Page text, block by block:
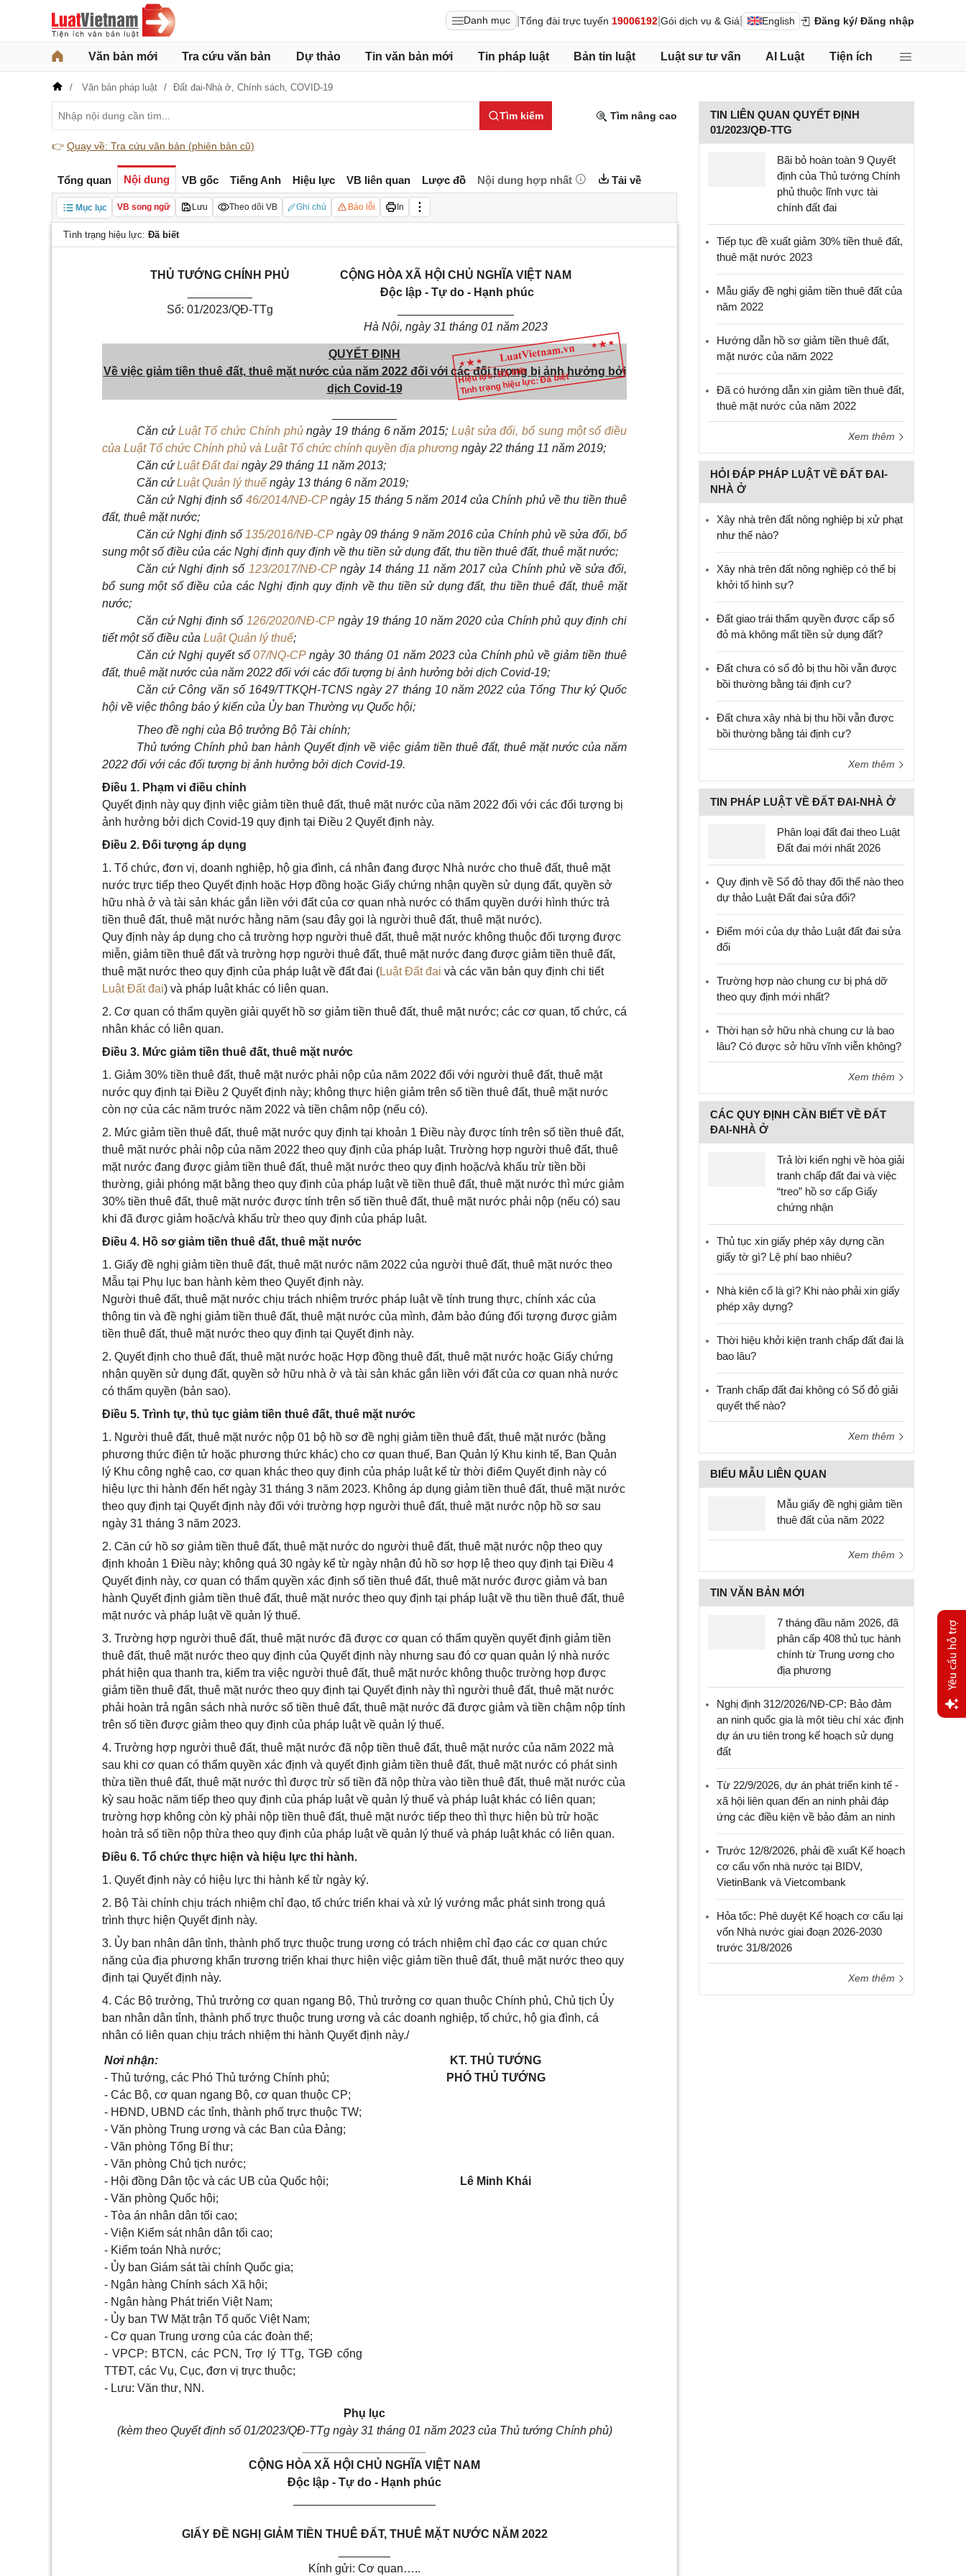
Danh mục Tổng đài trực tuyến 19006192 Gói dịch vụ & Giá English Đăng ký/ Đăng nhập
Văn bản mới Tra cứu văn bản Dự thảo Tin văn bản mới Tin pháp luật Bản tin luật Luật sư tư vấn AI Luật Tiện ích
Văn bản pháp luật Đất đai-Nhà ở, Chính sách, COVID-19
Tìm kiếm Tìm nâng cao
👉 Quay về: Tra cứu văn bản (phiên bản cũ)
Tổng quan Nội dung VB gốc Tiếng Anh Hiệu lực VB liên quan Lược đồ Nội dung hợp nhất Tải về
Mục lục VB song ngữ Lưu Theo dõi VB Ghi chú Báo lỗi In
Tình trạng hiệu lực: Đã biết
Hiệu lực: Đã biết
Tình trạng hiệu lực: Đã biết
THỦ TƯỚNG CHÍNH PHỦ
Số: 01/2023/QĐ-TTg
CỘNG HÒA XÃ HỘI CHỦ NGHĨA VIỆT NAM
Độc lập - Tự do - Hạnh phúc
Hà Nội, ngày 31 tháng 01 năm 2023
QUYẾT ĐỊNH
Về việc giảm tiền thuê đất, thuê mặt nước của năm 2022 đối với các đối tượng bị ảnh hưởng bởi
dịch Covid-19
Căn cứ Luật Tổ chức Chính phủngày 19 tháng 6 năm 2015; Luật sửa đổi, bổ sung một số điều
của Luật Tổ chức Chính phủ và Luật Tổ chức chính quyền địa phương ngày 22 tháng 11 năm 2019;
Căn cứLuật Đất đai ngày 29 tháng 11 năm 2013;
Căn cứLuật Quản lý thuế ngày 13 tháng 6 năm 2019;
Căn cứ Nghị định số 46/2014/NĐ-CPngày 15 tháng 5 năm 2014 của Chính phủ về thu tiền thuê
đất, thuê mặt nước;
Căn cứ Nghị định số 135/2016/NĐ-CP ngày 09 tháng 9 năm 2016 của Chính phủ về sửa đổi, bổ
sung một số điều của các Nghị định quy định về thu tiền sử dụng đất, thu tiền thuê đất, thuê mặt nước;
Căn cứ Nghị định số 123/2017/NĐ-CPngày 14 tháng 11 năm 2017 của Chính phủ về sửa đổi,
bổsung một số điều của các Nghị định quy định về thu tiền sử dụng đất, thu tiền thuê đất, thuê mặt
nước;
Căn cứ Nghị định số 126/2020/NĐ-CPngày 19 tháng 10 năm 2020 của Chính phủ quy định chi
tiết mộtsố điều của Luật Quản lý thuế;
Căn cứ Nghị quyết số 07/NQ-CPngày 30 tháng 01 năm 2023 của Chính phủ về giảm tiền thuê
đất, thuê mặt nước của năm 2022 đối với các đối tượng bị ảnh hưởng bởi dịch Covid-19;
Căn cứ Công văn số 1649/TTKQH-TCNS ngày 27 tháng 10 năm 2022 của Tổng Thư kýQuốc
hội về việc thông báo ý kiến của Ủy ban Thường vụ Quốc hội;
Theo đề nghị của Bộ trưởng Bộ Tài chính;
Thủ tướng Chính phủ ban hành Quyết định về việc giảm tiền thuê đất, thuê mặt nước của năm
2022 đối với các đối tượng bị ảnh hưởng bởi dịch Covid-19.
Điều 1. Phạm vi điều chỉnh
Quyết định này quy định việc giảm tiền thuê đất, thuê mặt nước của năm 2022 đối với các đối tượng bị
ảnh hưởng bởi dịch Covid-19 quy định tại Điều 2 Quyết định này.
Điều 2. Đối tượng áp dụng
1. Tổ chức, đơn vị, doanh nghiệp, hộ gia đình, cá nhân đang được Nhà nước cho thuê đất, thuê mặt
nước trực tiếp theo Quyết định hoặc Hợp đồng hoặc Giấy chứng nhận quyền sử dụng đất, quyền sở
hữu nhà ở và tài sản khác gắn liền với đất của cơ quan nhà nước có thẩm quyền dưới hình thức trả
tiền thuê đất, thuê mặt nước hằng năm (sau đây gọi là người thuê đất, thuê mặt nước).
Quy định này áp dụng cho cả trường hợp người thuê đất, thuê mặt nước không thuộc đối tượng được
miễn, giảm tiền thuê đất và trường hợp người thuê đất, thuê mặt nước đang được giảm tiền thuê đất,
thuê mặt nước theo quy định của pháp luật về đất đai (Luật Đất đai và các văn bản quy định chi tiết
Luật Đất đai) và pháp luật khác có liên quan.
2. Cơ quan có thẩm quyền giải quyết hồ sơ giảm tiền thuê đất, thuê mặt nước; các cơ quan, tổ chức, cá
nhân khác có liên quan.
Điều 3. Mức giảm tiền thuê đất, thuê mặt nước
1. Giảm 30% tiền thuê đất, thuê mặt nước phải nộp của năm 2022 đối với người thuê đất, thuê mặt
nước quy định tại Điều 2 Quyết định này; không thực hiện giảm trên số tiền thuê đất, thuê mặt nước
còn nợ của các năm trước năm 2022 và tiền chậm nộp (nếu có).
2. Mức giảm tiền thuê đất, thuê mặt nước quy định tại khoản 1 Điều này được tính trên số tiền thuê đất,
thuê mặt nước phải nộp của năm 2022 theo quy định của pháp luật. Trường hợp người thuê đất, thuê
mặt nước đang được giảm tiền thuê đất, thuê mặt nước theo quy định hoặc/và khấu trừ tiền bồi
thường, giải phóng mặt bằng theo quy định của pháp luật về tiền thuê đất, thuê mặt nước thì mức giảm
30% tiền thuê đất, thuê mặt nước được tính trên số tiền thuê đất, thuê mặt nước phải nộp (nếu có) sau
khi đã được giảm hoặc/và khấu trừ theo quy định của pháp luật.
Điều 4. Hồ sơ giảm tiền thuê đất, thuê mặt nước
1. Giấy đề nghị giảm tiền thuê đất, thuê mặt nước năm 2022 của người thuê đất, thuê mặt nước theo
Mẫu tại Phụ lục ban hành kèm theo Quyết định này.
Người thuê đất, thuê mặt nước chịu trách nhiệm trước pháp luật về tính trung thực, chính xác của
thông tin và đề nghị giảm tiền thuê đất, thuê mặt nước của mình, đảm bảo đúng đối tượng được giảm
tiền thuê đất, thuê mặt nước theo quy định tại Quyết định này.
2. Quyết định cho thuê đất, thuê mặt nước hoặc Hợp đồng thuê đất, thuê mặt nước hoặc Giấy chứng
nhận quyền sử dụng đất, quyền sở hữu nhà ở và tài sản khác gắn liền với đất của cơ quan nhà nước
có thẩm quyền (bản sao).
Điều 5. Trình tự, thủ tục giảm tiền thuê đất, thuê mặt nước
1. Người thuê đất, thuê mặt nước nộp 01 bộ hồ sơ đề nghị giảm tiền thuê đất, thuê mặt nước (bằng
phương thức điện tử hoặc phương thức khác) cho cơ quan thuế, Ban Quản lý Khu kinh tế, Ban Quản
lý Khu công nghệ cao, cơ quan khác theo quy định của pháp luật kể từ thời điểm Quyết định này có
hiệu lực thi hành đến hết ngày 31 tháng 3 năm 2023. Không áp dụng giảm tiền thuê đất, thuê mặt nước
theo quy định tại Quyết định này đối với trường hợp người thuê đất, thuê mặt nước nộp hồ sơ sau
ngày 31 tháng 3 năm 2023.
2. Căn cứ hồ sơ giảm tiền thuê đất, thuê mặt nước do người thuê đất, thuê mặt nước nộp theo quy
định khoản 1 Điều này; không quá 30 ngày kể từ ngày nhận đủ hồ sơ hợp lệ theo quy định tại Điều 4
Quyết định này, cơ quan có thẩm quyền xác định số tiền thuê đất, thuê mặt nước được giảm và ban
hành Quyết định giảm tiền thuê đất, thuê mặt nước theo quy định tại pháp luật về thu tiền thuê đất, thuê
mặt nước và pháp luật về quản lý thuế.
3. Trường hợp người thuê đất, thuê mặt nước đã được cơ quan có thẩm quyền quyết định giảm tiền
thuê đất, thuê mặt nước theo quy định của Quyết định này nhưng sau đó cơ quan quản lý nhà nước
phát hiện qua thanh tra, kiểm tra việc người thuê đất, thuê mặt nước không thuộc trường hợp được
giảm tiền thuê đất, thuê mặt nước theo quy định tại Quyết định này thì người thuê đất, thuê mặt nước
phải hoàn trả ngân sách nhà nước số tiền thuê đất, thuê mặt nước đã được giảm và tiền chậm nộp tính
trên số tiền được giảm theo quy định của pháp luật về quản lý thuế.
4. Trường hợp người thuê đất, thuê mặt nước đã nộp tiền thuê đất, thuê mặt nước của năm 2022 mà
sau khi cơ quan có thẩm quyền xác định và quyết định giảm tiền thuê đất, thuê mặt nước có phát sinh
thừa tiền thuê đất, thuê mặt nước thì được trừ số tiền đã nộp thừa vào tiền thuê đất, thuê mặt nước của
kỳ sau hoặc năm tiếp theo quy định của pháp luật về quản lý thuế và pháp luật khác có liên quan;
trường hợp không còn kỳ phải nộp tiền thuê đất, thuê mặt nước tiếp theo thì thực hiện bù trừ hoặc
hoàn trả số tiền nộp thừa theo quy định của pháp luật về quản lý thuế và pháp luật khác có liên quan.
Điều 6. Tổ chức thực hiện và hiệu lực thi hành.
1. Quyết định này có hiệu lực thi hành kể từ ngày ký.
2. Bộ Tài chính chịu trách nhiệm chỉ đạo, tổ chức triển khai và xử lý vướng mắc phát sinh trong quá
trình thực hiện Quyết định này.
3. Ủy ban nhân dân tỉnh, thành phố trực thuộc trung ương có trách nhiệm chỉ đạo các cơ quan chức
năng của địa phương khẩn trương triển khai thực hiện việc giảm tiền thuê đất, thuê mặt nước theo quy
định tại Quyết định này.
4. Các Bộ trưởng, Thủ trưởng cơ quan ngang Bộ, Thủ trưởng cơ quan thuộc Chính phủ, Chủ tịch Ủy
ban nhân dân tỉnh, thành phố trực thuộc trung ương và các doanh nghiệp, tổ chức, hộ gia đình, cá
nhân có liên quan chịu trách nhiệm thi hành Quyết định này./
Nơi nhận:
- Thủ tướng, các Phó Thủ tướng Chính phủ;
- Các Bộ, cơ quan ngang Bộ, cơ quan thuộc CP;
- HĐND, UBND các tỉnh, thành phố trực thuộc TW;
- Văn phòng Trung ương và các Ban của Đảng;
- Văn phòng Tổng Bí thư;
- Văn phòng Chủ tịch nước;
- Hội đồng Dân tộc và các UB của Quốc hội;
- Văn phòng Quốc hội;
- Tòa án nhân dân tối cao;
- Viện Kiểm sát nhân dân tối cao;
- Kiểm toán Nhà nước;
- Ủy ban Giám sát tài chính Quốc gia;
- Ngân hàng Chính sách Xã hội;
- Ngân hàng Phát triển Việt Nam;
- Ủy ban TW Mặt trận Tổ quốc Việt Nam;
- Cơ quan Trung ương của các đoàn thể;
- VPCP: BTCN, các PCN, Trợ lý TTg, TGĐ cổng
TTĐT, các Vụ, Cục, đơn vị trực thuộc;
- Lưu: Văn thư, NN.
KT. THỦ TƯỚNG
PHÓ THỦ TƯỚNG
Lê Minh Khái
Phụ lục
(kèm theo Quyết định số 01/2023/QĐ-TTg ngày 31 tháng 01 năm 2023 của Thủ tướng Chính phủ)
CỘNG HÒA XÃ HỘI CHỦ NGHĨA VIỆT NAM
Độc lập - Tự do - Hạnh phúc
GIẤY ĐỀ NGHỊ GIẢM TIỀN THUÊ ĐẤT, THUÊ MẶT NƯỚC NĂM 2022
Kính gửi: Cơ quan…..
TIN LIÊN QUAN QUYẾT ĐỊNH
01/2023/QĐ-TTG
Bãi bỏ hoàn toàn 9 Quyết
định của Thủ tướng Chính
phủ thuộc lĩnh vực tài
chính đất đai
Tiếp tục đề xuất giảm 30% tiền thuê đất,
thuê mặt nước 2023
Mẫu giấy đề nghị giảm tiền thuê đất của
năm 2022
Hướng dẫn hồ sơ giảm tiền thuê đất,
mặt nước của năm 2022
Đã có hướng dẫn xin giảm tiền thuê đất,
thuê mặt nước của năm 2022
Xem thêm
HỎI ĐÁP PHÁP LUẬT VỀ ĐẤT ĐAI-
NHÀ Ở
Xây nhà trên đất nông nghiệp bị xử phạt
như thế nào?
Xây nhà trên đất nông nghiệp có thể bị
khởi tố hình sự?
Đất giao trái thẩm quyền được cấp sổ
đỏ mà không mất tiền sử dụng đất?
Đất chưa có sổ đỏ bị thu hồi vẫn được
bồi thường bằng tái định cư?
Đất chưa xây nhà bị thu hồi vẫn được
bồi thường bằng tái định cư?
Xem thêm
TIN PHÁP LUẬT VỀ ĐẤT ĐAI-NHÀ Ở
Phân loại đất đai theo Luật
Đất đai mới nhất 2026
Quy định về Sổ đỏ thay đổi thế nào theo
dự thảo Luật Đất đai sửa đổi?
Điểm mới của dự thảo Luật đất đai sửa
đổi
Trường hợp nào chung cư bị phá dỡ
theo quy định mới nhất?
Thời hạn sở hữu nhà chung cư là bao
lâu? Có được sở hữu vĩnh viễn không?
Xem thêm
CÁC QUY ĐỊNH CẦN BIẾT VỀ ĐẤT
ĐAI-NHÀ Ở
Trả lời kiến nghị về hòa giải
tranh chấp đất đai và việc
“treo” hồ sơ cấp Giấy
chứng nhận
Thủ tục xin giấy phép xây dựng cần
giấy tờ gì? Lệ phí bao nhiêu?
Nhà kiên cố là gì? Khi nào phải xin giấy
phép xây dựng?
Thời hiệu khởi kiện tranh chấp đất đai là
bao lâu?
Tranh chấp đất đai không có Sổ đỏ giải
quyết thế nào?
Xem thêm
BIỂU MẪU LIÊN QUAN
Mẫu giấy đề nghị giảm tiền
thuê đất của năm 2022
Xem thêm
TIN VĂN BẢN MỚI
7 tháng đầu năm 2026, đã
phân cấp 408 thủ tục hành
chính từ Trung ương cho
địa phương
Nghị định 312/2026/NĐ-CP: Bảo đảm
an ninh quốc gia là một tiêu chí xác định
dự án ưu tiên trong kế hoạch sử dụng
đất
Từ 22/9/2026, dự án phát triển kinh tế -
xã hội liên quan đến an ninh phải đáp
ứng các điều kiện về bảo đảm an ninh
Trước 12/8/2026, phải đề xuất Kế hoạch
cơ cấu vốn nhà nước tại BIDV,
VietinBank và Vietcombank
Hỏa tốc: Phê duyệt Kế hoạch cơ cấu lại
vốn Nhà nước giai đoạn 2026-2030
trước 31/8/2026
Xem thêm